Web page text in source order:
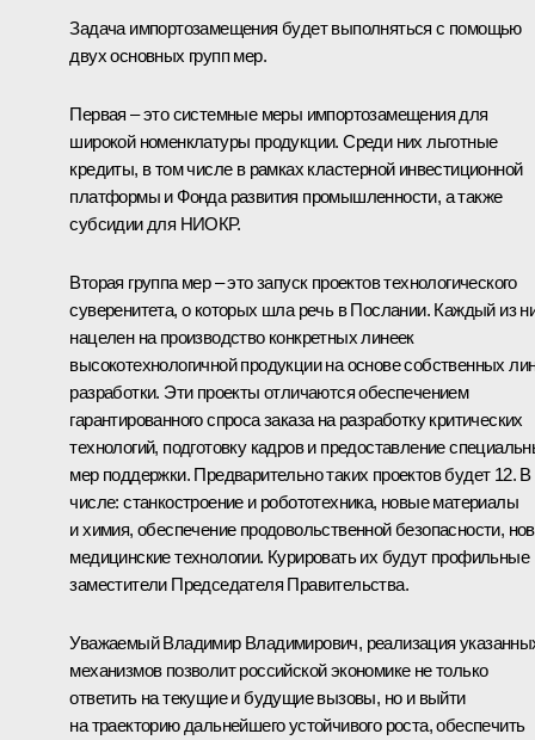
Задача импортозамещения будет выполняться с помощью
двух основных групп мер.
Первая – это системные меры импортозамещения для
широкой номенклатуры продукции. Среди них льготные
кредиты, в том числе в рамках кластерной инвестиционной
платформы и Фонда развития промышленности, а также
субсидии для НИОКР.
Вторая группа мер – это запуск проектов технологического
суверенитета, о которых шла речь в Послании. Каждый из
нацелен на производство конкретных линеек
высокотехнологичной продукции на основе собственных
разработки. Эти проекты отличаются обеспечением
гарантированного спроса заказа на разработку критических
технологий, подготовку кадров и предоставление
мер поддержки. Предварительно таких проектов будет 12. В
числе: станкостроение и робототехника, новые материалы
и химия, обеспечение продовольственной безопасности,
медицинские технологии. Курировать их будут профильные
заместители Председателя Правительства.
Уважаемый Владимир Владимирович, реализация
механизмов позволит российской экономике не только
ответить на текущие и будущие вызовы, но и выйти
на траекторию дальнейшего устойчивого роста, обеспечить